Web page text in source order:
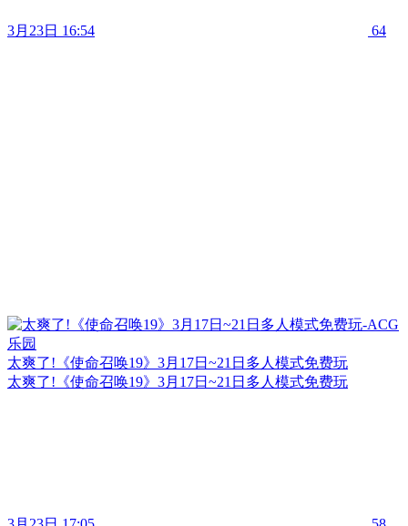
3月23日 16:54 64
太爽了!《使命召唤19》3月17日~21日多人模式免费玩
太爽了!《使命召唤19》3月17日~21日多人模式免费玩